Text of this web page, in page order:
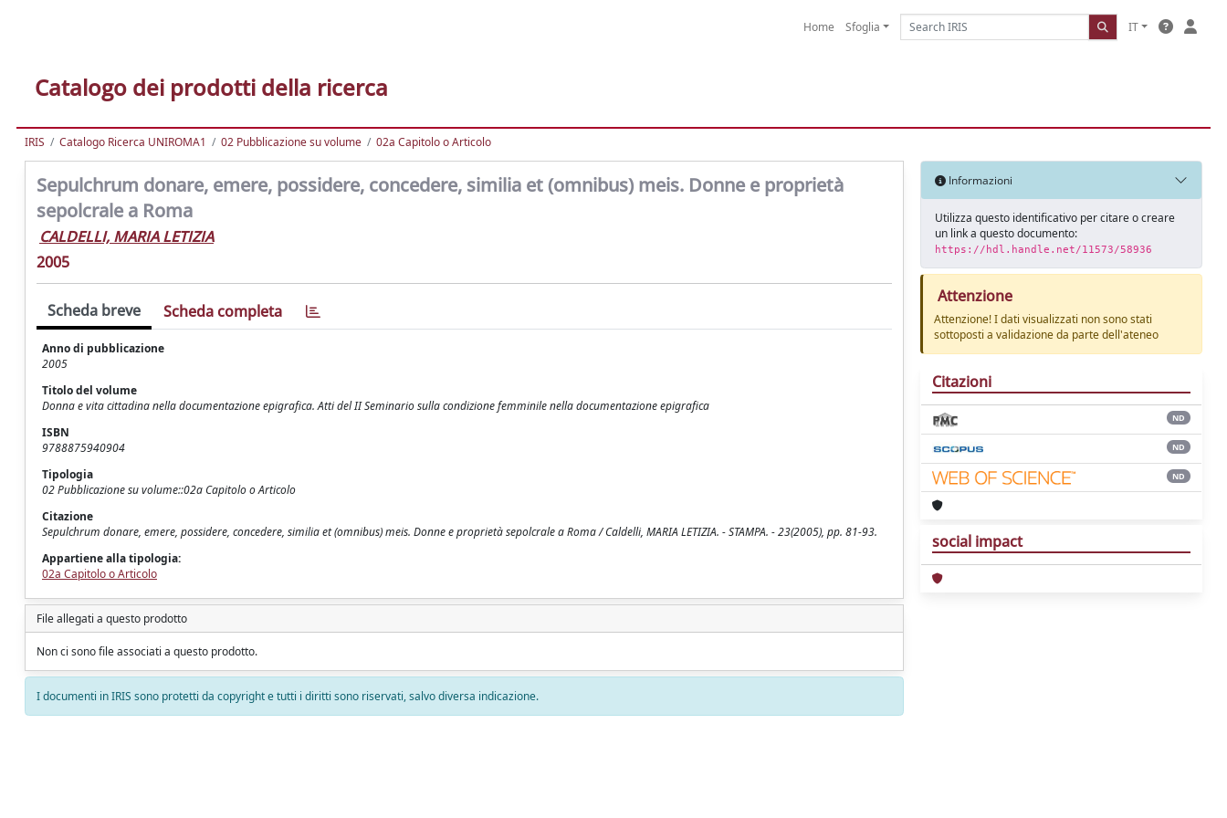
Home Sfoglia IT
Catalogo dei prodotti della ricerca
IRIS Catalogo Ricerca UNIROMA1 02 Pubblicazione su volume 02a Capitolo o Articolo
Sepulchrum donare, emere, possidere, concedere, similia et (omnibus) meis. Donne e proprietà
sepolcrale a Roma
CALDELLI, MARIA LETIZIA
2005
Scheda breve Scheda completa
Anno di pubblicazione
2005
Titolo del volume
Donna e vita cittadina nella documentazione epigrafica. Atti del II Seminario sulla condizione femminile nella documentazione epigrafica
ISBN
9788875940904
Tipologia
02 Pubblicazione su volume::02a Capitolo o Articolo
Citazione
Sepulchrum donare, emere, possidere, concedere, similia et (omnibus) meis. Donne e proprietà sepolcrale a Roma / Caldelli, MARIA LETIZIA. - STAMPA. - 23(2005), pp. 81-93.
Appartiene alla tipologia:
02a Capitolo o Articolo
File allegati a questo prodotto
Non ci sono file associati a questo prodotto.
I documenti in IRIS sono protetti da copyright e tutti i diritti sono riservati, salvo diversa indicazione.
Informazioni
Utilizza questo identificativo per citare o creare
un link a questo documento:
https://hdl.handle.net/11573/58936
Attenzione
Attenzione! I dati visualizzati non sono stati
sottoposti a validazione da parte dell'ateneo
Citazioni
ND
ND
ND
social impact